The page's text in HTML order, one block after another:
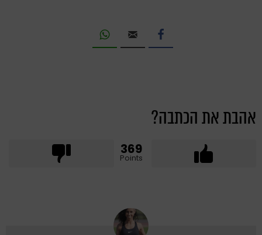
אהבת את הכתבה?
369
Points